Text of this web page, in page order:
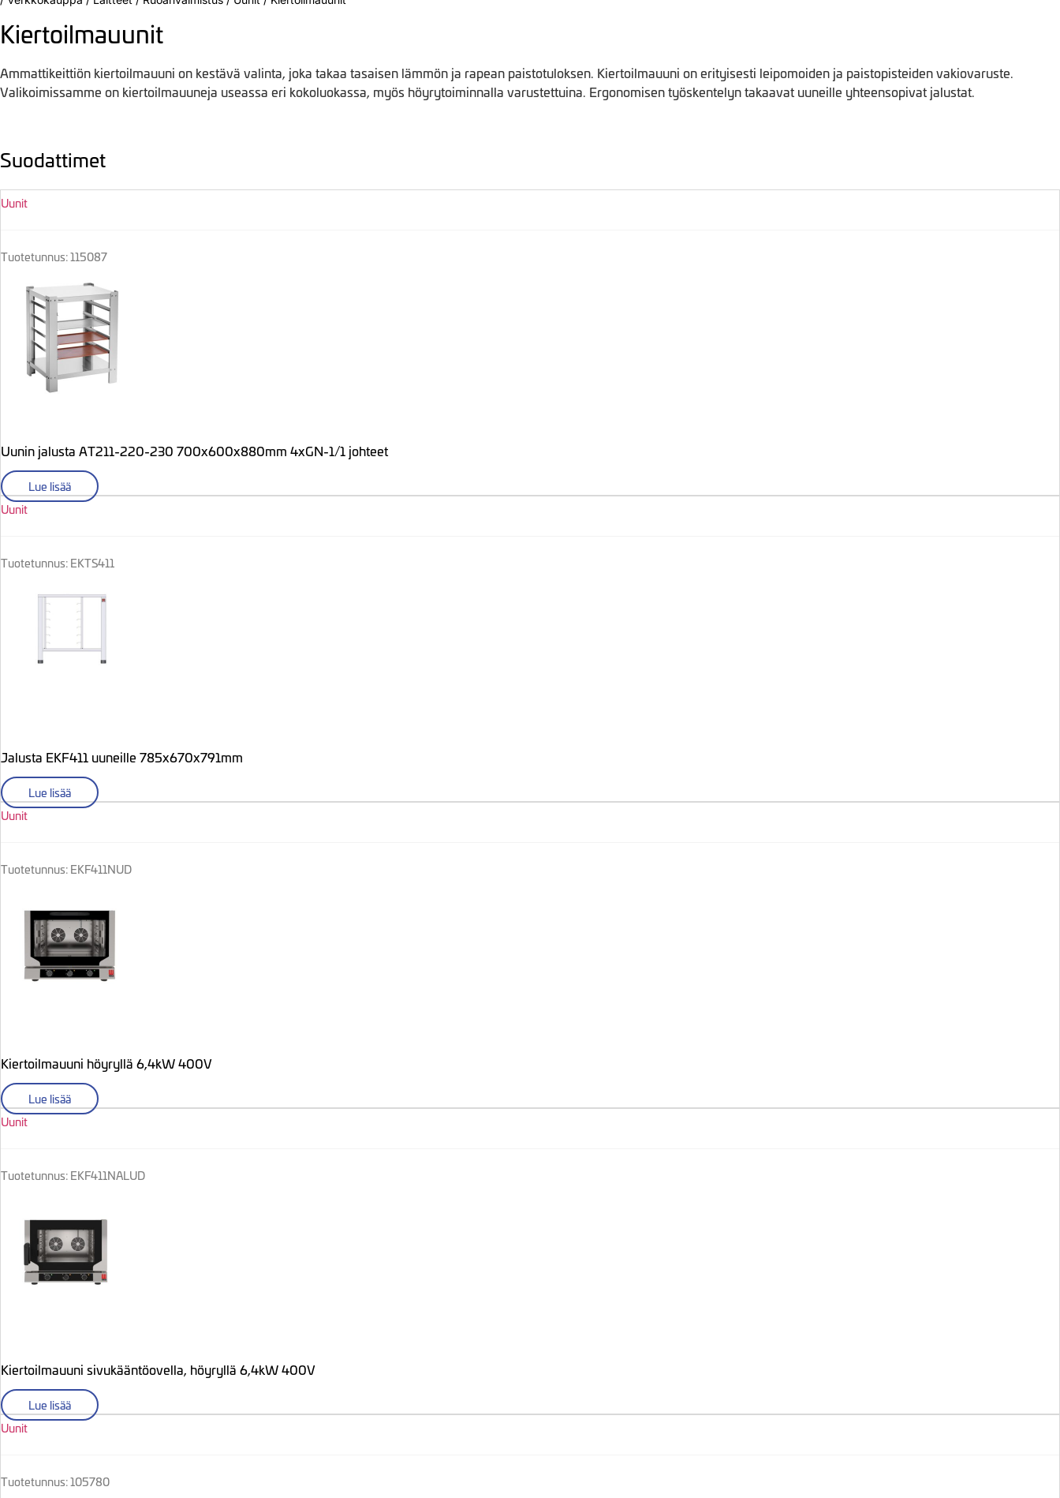
Kiertoilmauunit
Ammattikeittiön kiertoilmauuni on kestävä valinta, joka takaa tasaisen lämmön ja rapean paistotuloksen. Kiertoilmauuni on erityisesti leipomoiden ja paistopisteiden vakiovaruste.
Valikoimissamme on kiertoilmauuneja useassa eri kokoluokassa, myös höyrytoiminnalla varustettuina. Ergonomisen työskentelyn takaavat uuneille yhteensopivat jalustat.
Suodattimet
Uunit
Tuotetunnus: 115087
Uunin jalusta AT211-220-230 700x600x880mm 4xGN-1/1 johteet
Lue lisää
Uunit
Tuotetunnus: EKTS411
Jalusta EKF411 uuneille 785x670x791mm
Lue lisää
Uunit
Tuotetunnus: EKF411NUD
Kiertoilmauuni höyryllä 6,4kW 400V
Lue lisää
Uunit
Tuotetunnus: EKF411NALUD
Kiertoilmauuni sivukääntöovella, höyryllä 6,4kW 400V
Lue lisää
Uunit
Tuotetunnus: 105780